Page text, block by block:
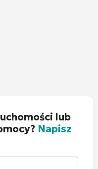
lub
Napisz